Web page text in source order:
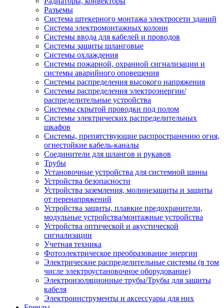
Разъемы
Система штекерного монтажа электросети зданий
Система электромонтажных колонн
Системы ввода для кабелей и проводов
Системы защиты шланговые
Системы охлаждения
Системы пожарной, охранной сигнализации и
системы аварийного оповещения
Системы распределения высокого напряжения
Системы распределения электроэнергии/
распределительные устройства
Системы скрытой проводки под полом
Системы электрических распределительных
шкафов
Системы, препятствующие распространению огня,
огнестойкие кабель-каналы
Соединители для шлангов и рукавов
Трубы
Установочные устройства для системной шины
Устройства безопасности
Устройства заземления, молниезащиты и защиты
от перенапряжений
Устройства защиты, плавкие предохранители,
модульные устройства/монтажные устройства
Устройства оптической и акустической
сигнализации
Учетная техника
Фотоэлектрическое преобразование энергии
Электрические распределительные системы (в том
числе электроустановочное оборудование)
Электроизоляционные трубы/Трубы для защиты
кабеля
Электроинструменты и аксессуары для них